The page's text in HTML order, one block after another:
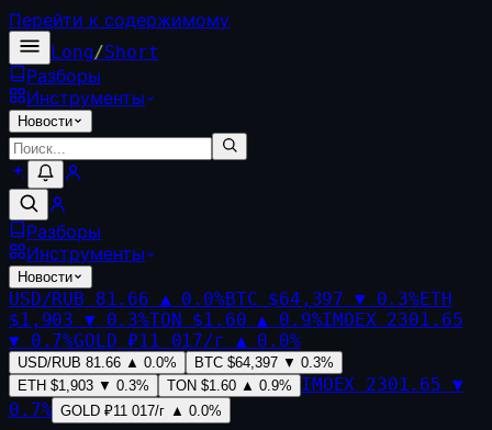
Перейти к содержимому
Long/Short
Разборы
Инструменты
Новости
Разборы
Инструменты
Новости
USD/RUB 81.66 ▲ 0.0%BTC $64,397 ▼ 0.3%ETH
$1,903 ▼ 0.3%TON $1.60 ▲ 0.9%IMOEX 2301.65
▼ 0.7%GOLD ₽11 017/г ▲ 0.0%
USD/RUB 81.66 ▲ 0.0% BTC $64,397 ▼ 0.3%
ETH $1,903 ▼ 0.3% TON $1.60 ▲ 0.9% IMOEX 2301.65 ▼
0.7% GOLD ₽11 017/г ▲ 0.0%